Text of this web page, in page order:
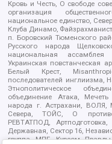
Кровь и Честь, О свободе
организация
национальное единство,
Клуба Динамо,
п. Боровский Тюменского
Русского народа
национальная
Украинская повстанческая
Белый Крест,
последователей инглиизма,
Этнополитическое
объединение Атака,
народа г. Астрахани, ВОЛЯ,
Севера, ТОЙС, О
РЕВТАТПОД,
Державная, Сектор 16,
группа МПГ, Курсом